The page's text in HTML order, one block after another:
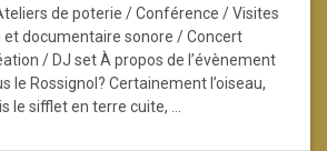
de poterie / Conférence / Visites
documentaire sonore / Concert
/ DJ set À propos de l’évènement
le Rossignol? Certainement l’oiseau,
le sifflet en terre cuite, …